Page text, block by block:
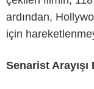
ardından,
için
Senarist Arayışı